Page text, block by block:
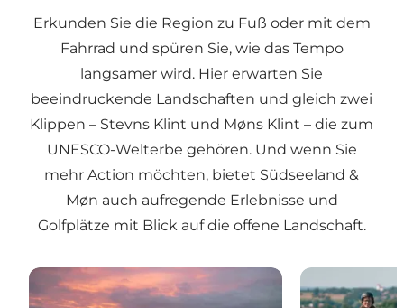
Erkunden Sie die Region zu Fuß oder mit dem
Fahrrad und spüren Sie, wie das Tempo
langsamer wird. Hier erwarten Sie
beeindruckende Landschaften und gleich zwei
Klippen – Stevns Klint und Møns Klint – die zum
UNESCO-Welterbe gehören. Und wenn Sie
mehr Action möchten, bietet Südseeland &
Møn auch aufregende Erlebnisse und
Golfplätze mit Blick auf die offene Landschaft.
Hier beginnen die Naturerlebnisse Radurlaub